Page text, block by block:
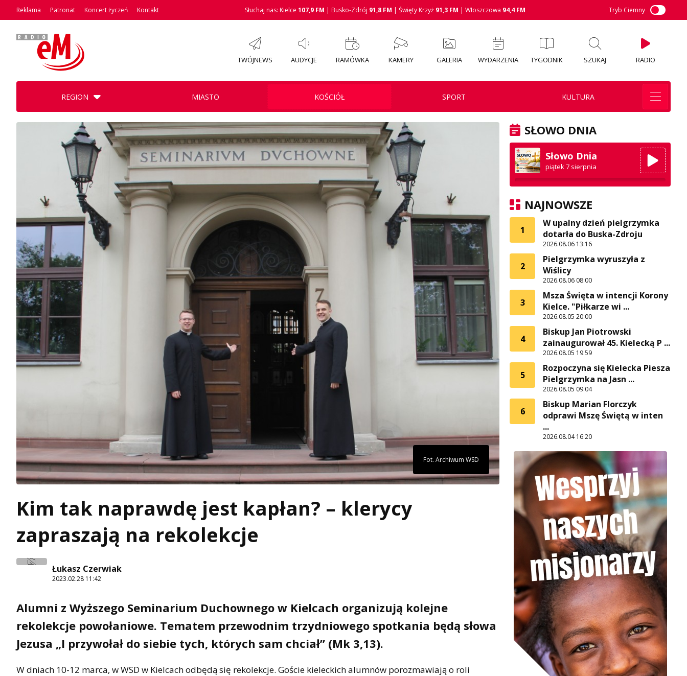
Reklama Patronat Koncert życzeń Kontakt Słuchaj nas: Kielce 107,9 FM | Busko-Zdrój 91,8 FM | Święty Krzyż 91,3 FM | Włoszczowa 94,4 FM Tryb Ciemny
TWÓJNEWS AUDYCJE RAMÓWKA KAMERY GALERIA WYDARZENIA TYGODNIK SZUKAJ RADIO
REGION MIASTO KOŚCIÓŁ SPORT KULTURA
Fot. Archiwum WSD
Kim tak naprawdę jest kapłan? – klerycy
zapraszają na rekolekcje
Łukasz Czerwiak
2023.02.28 11:42
Alumni z Wyższego Seminarium Duchownego w Kielcach organizują kolejne
rekolekcje powołaniowe. Tematem przewodnim trzydniowego spotkania będą słowa
Jezusa „I przywołał do siebie tych, których sam chciał” (Mk 3,13).
W dniach 10-12 marca, w WSD w Kielcach odbędą się rekolekcje. Goście kieleckich alumnów porozmawiają o roli
SŁOWO DNIA
Słowo Dnia
piątek 7 sierpnia
NAJNOWSZE
1
W upalny dzień pielgrzymka
dotarła do Buska-Zdroju
2026.08.06 13:16
2
Pielgrzymka wyruszyła z
Wiślicy
2026.08.06 08:00
3
Msza Święta w intencji Korony
Kielce. "Piłkarze wi ...
2026.08.05 20:00
4
Biskup Jan Piotrowski
zainaugurował 45. Kielecką P ...
2026.08.05 19:59
5
Rozpoczyna się Kielecka Piesza
Pielgrzymka na Jasn ...
2026.08.05 09:04
6
Biskup Marian Florczyk
odprawi Mszę Świętą w inten
...
2026.08.04 16:20